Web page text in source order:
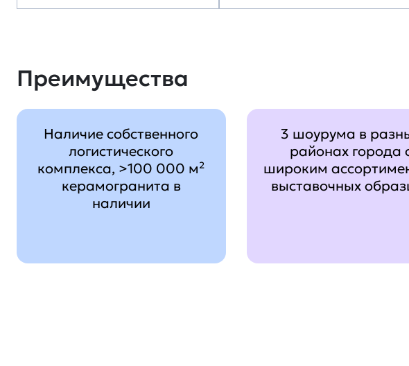
Преимущества
Наличие собственного
логистического
комплекса, >100 000 м²
керамогранита в
наличии
3 шоурума в
районах города
широким
выставочных